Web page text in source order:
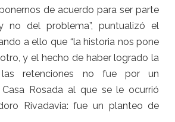
de acuerdo para ser parte
no del problema”, puntualizó el
a ello que “la historia nos pone
y el hecho de haber logrado la
las retenciones no fue por un
Casa Rosada al que se le ocurrió
Rivadavia: fue un planteo de